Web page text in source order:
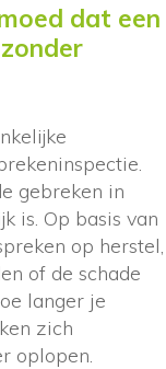
dat een
gebreken in
is. Op basis van
op herstel,
of de schade
langer je
zich
oplopen.